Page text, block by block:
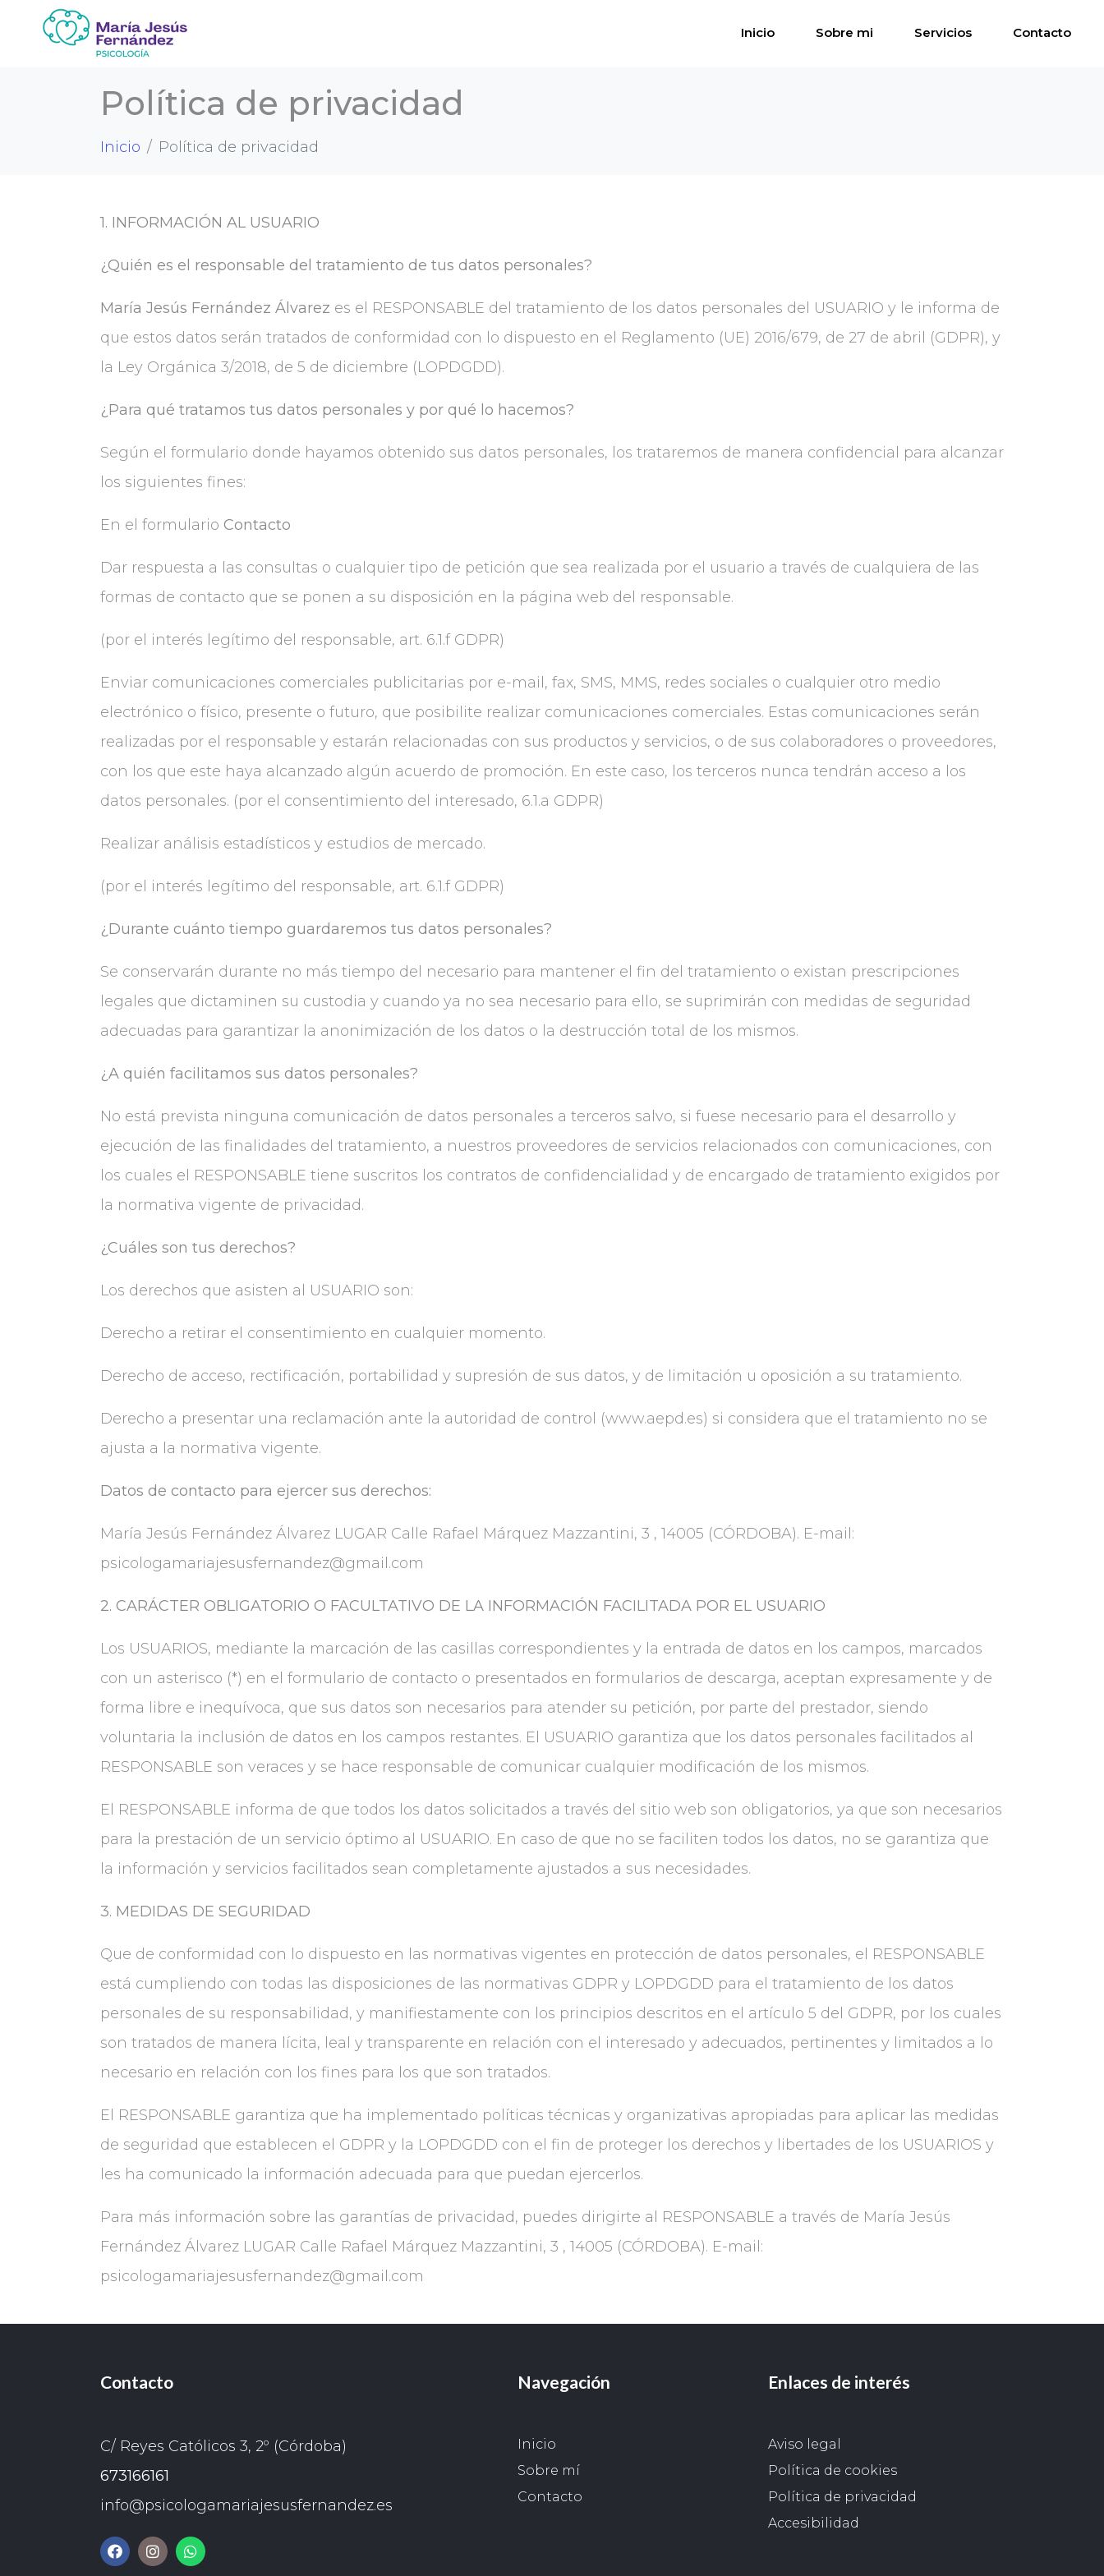
Inicio Sobre mi Servicios Contacto
Política de privacidad
Inicio Política de privacidad
1. INFORMACIÓN AL USUARIO
¿Quién es el responsable del tratamiento de tus datos personales?
María Jesús Fernández Álvarez es el RESPONSABLE del tratamiento de los datos personales del USUARIO y le informa de
que estos datos serán tratados de conformidad con lo dispuesto en el Reglamento (UE) 2016/679, de 27 de abril (GDPR), y
la Ley Orgánica 3/2018, de 5 de diciembre (LOPDGDD).
¿Para qué tratamos tus datos personales y por qué lo hacemos?
Según el formulario donde hayamos obtenido sus datos personales, los trataremos de manera confidencial para alcanzar
los siguientes fines:
En el formulario Contacto
Dar respuesta a las consultas o cualquier tipo de petición que sea realizada por el usuario a través de cualquiera de las
formas de contacto que se ponen a su disposición en la página web del responsable.
(por el interés legítimo del responsable, art. 6.1.f GDPR)
Enviar comunicaciones comerciales publicitarias por e-mail, fax, SMS, MMS, redes sociales o cualquier otro medio
electrónico o físico, presente o futuro, que posibilite realizar comunicaciones comerciales. Estas comunicaciones serán
realizadas por el responsable y estarán relacionadas con sus productos y servicios, o de sus colaboradores o proveedores,
con los que este haya alcanzado algún acuerdo de promoción. En este caso, los terceros nunca tendrán acceso a los
datos personales. (por el consentimiento del interesado, 6.1.a GDPR)
Realizar análisis estadísticos y estudios de mercado.
(por el interés legítimo del responsable, art. 6.1.f GDPR)
¿Durante cuánto tiempo guardaremos tus datos personales?
Se conservarán durante no más tiempo del necesario para mantener el fin del tratamiento o existan prescripciones
legales que dictaminen su custodia y cuando ya no sea necesario para ello, se suprimirán con medidas de seguridad
adecuadas para garantizar la anonimización de los datos o la destrucción total de los mismos.
¿A quién facilitamos sus datos personales?
No está prevista ninguna comunicación de datos personales a terceros salvo, si fuese necesario para el desarrollo y
ejecución de las finalidades del tratamiento, a nuestros proveedores de servicios relacionados con comunicaciones, con
los cuales el RESPONSABLE tiene suscritos los contratos de confidencialidad y de encargado de tratamiento exigidos por
la normativa vigente de privacidad.
¿Cuáles son tus derechos?
Los derechos que asisten al USUARIO son:
Derecho a retirar el consentimiento en cualquier momento.
Derecho de acceso, rectificación, portabilidad y supresión de sus datos, y de limitación u oposición a su tratamiento.
Derecho a presentar una reclamación ante la autoridad de control (www.aepd.es) si considera que el tratamiento no se
ajusta a la normativa vigente.
Datos de contacto para ejercer sus derechos:
María Jesús Fernández Álvarez LUGAR Calle Rafael Márquez Mazzantini, 3 , 14005 (CÓRDOBA). E-mail:
psicologamariajesusfernandez@gmail.com
2. CARÁCTER OBLIGATORIO O FACULTATIVO DE LA INFORMACIÓN FACILITADA POR EL USUARIO
Los USUARIOS, mediante la marcación de las casillas correspondientes y la entrada de datos en los campos, marcados
con un asterisco (*) en el formulario de contacto o presentados en formularios de descarga, aceptan expresamente y de
forma libre e inequívoca, que sus datos son necesarios para atender su petición, por parte del prestador, siendo
voluntaria la inclusión de datos en los campos restantes. El USUARIO garantiza que los datos personales facilitados al
RESPONSABLE son veraces y se hace responsable de comunicar cualquier modificación de los mismos.
El RESPONSABLE informa de que todos los datos solicitados a través del sitio web son obligatorios, ya que son necesarios
para la prestación de un servicio óptimo al USUARIO. En caso de que no se faciliten todos los datos, no se garantiza que
la información y servicios facilitados sean completamente ajustados a sus necesidades.
3. MEDIDAS DE SEGURIDAD
Que de conformidad con lo dispuesto en las normativas vigentes en protección de datos personales, el RESPONSABLE
está cumpliendo con todas las disposiciones de las normativas GDPR y LOPDGDD para el tratamiento de los datos
personales de su responsabilidad, y manifiestamente con los principios descritos en el artículo 5 del GDPR, por los cuales
son tratados de manera lícita, leal y transparente en relación con el interesado y adecuados, pertinentes y limitados a lo
necesario en relación con los fines para los que son tratados.
El RESPONSABLE garantiza que ha implementado políticas técnicas y organizativas apropiadas para aplicar las medidas
de seguridad que establecen el GDPR y la LOPDGDD con el fin de proteger los derechos y libertades de los USUARIOS y
les ha comunicado la información adecuada para que puedan ejercerlos.
Para más información sobre las garantías de privacidad, puedes dirigirte al RESPONSABLE a través de María Jesús
Fernández Álvarez LUGAR Calle Rafael Márquez Mazzantini, 3 , 14005 (CÓRDOBA). E-mail:
psicologamariajesusfernandez@gmail.com
Contacto
C/ Reyes Católicos 3, 2º (Córdoba)
673166161
info@psicologamariajesusfernandez.es
Navegación
Inicio
Sobre mí
Contacto
Enlaces de interés
Aviso legal
Política de cookies
Política de privacidad
Accesibilidad